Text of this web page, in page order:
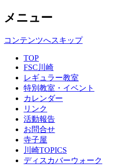
メニュー
コンテンツへスキップ
TOP
FSC川崎
レギュラー教室
特別教室・イベント
カレンダー
リンク
活動報告
お問合せ
寺子屋
川崎TOPICS
ディスカバーウォーク